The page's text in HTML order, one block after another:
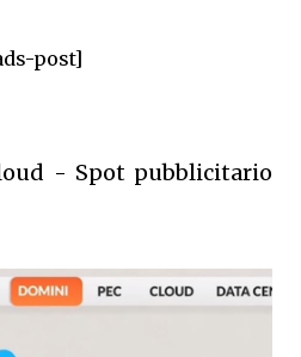
post]
- Spot pubblicitario